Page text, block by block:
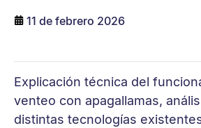
11 de febrero 2026
Explicación técnica del
venteo con apagallamas,
distintas tecnologías